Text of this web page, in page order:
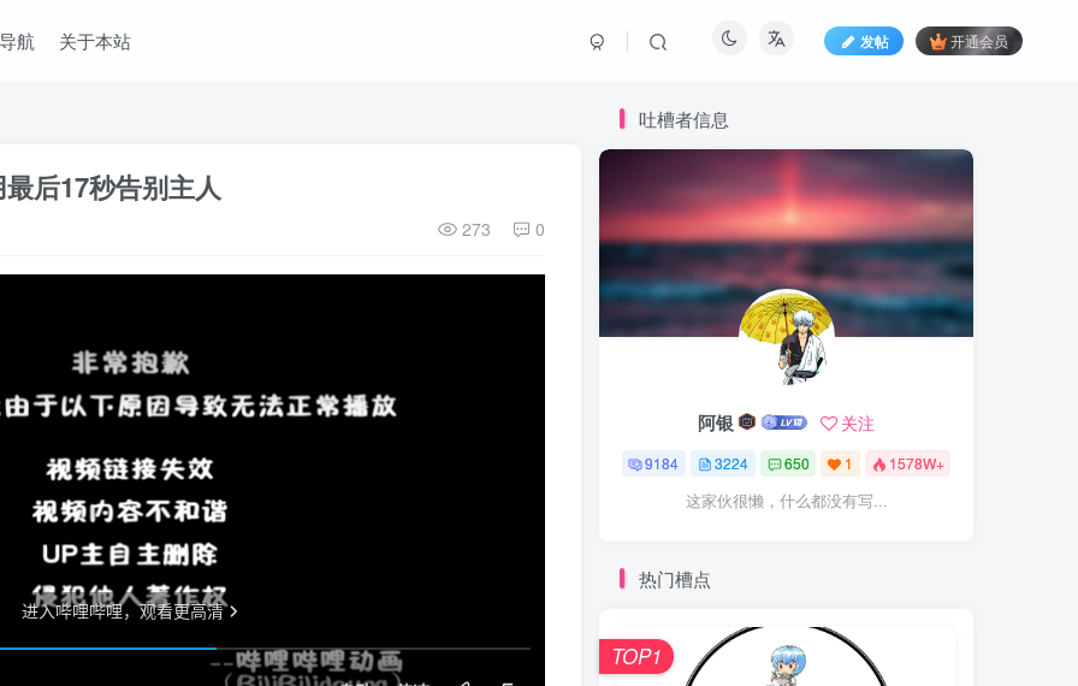
航 关于本站 发帖 开通会员
后17秒告别主人
273 0
吐槽者信息
阿银 关注
9184 3224 650 1 1578W+
这家伙很懒，什么都没有写...
热门槽点
TOP1